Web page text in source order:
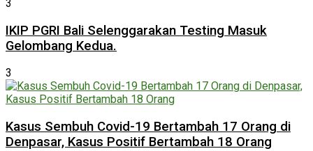
3
IKIP PGRI Bali Selenggarakan Testing Masuk
Gelombang Kedua.
3
Kasus Sembuh Covid-19 Bertambah 17 Orang di
Denpasar, Kasus Positif Bertambah 18 Orang